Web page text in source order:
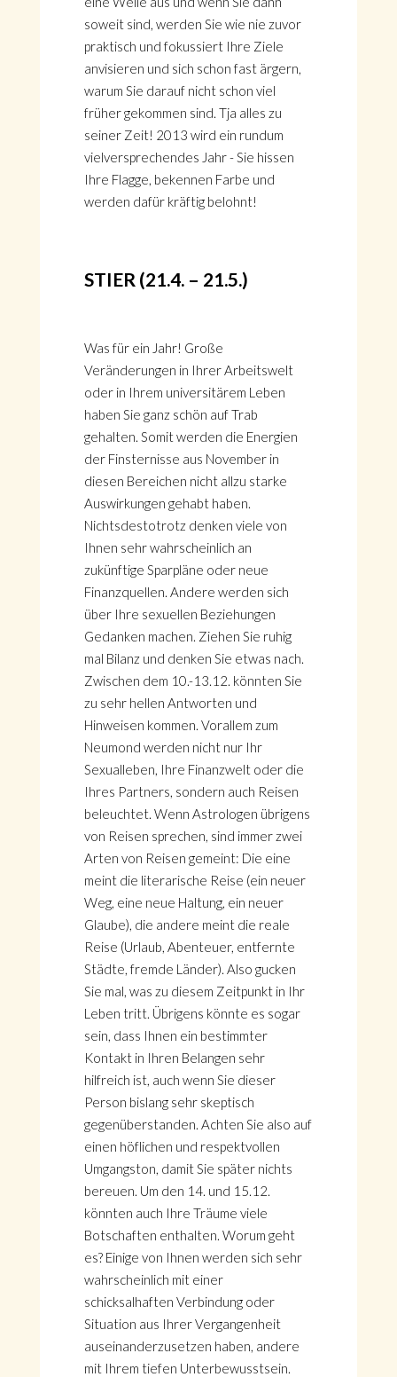
soweit sind, werden Sie wie nie zuvor
praktisch und fokussiert Ihre Ziele
anvisieren und sich schon fast ärgern,
warum Sie darauf nicht schon viel
früher gekommen sind. Tja alles zu
seiner Zeit! 2013 wird ein rundum
vielversprechendes Jahr - Sie hissen
Ihre Flagge, bekennen Farbe und
werden dafür kräftig belohnt!
STIER (21.4. – 21.5.)
Was für ein Jahr! Große
Veränderungen in Ihrer Arbeitswelt
oder in Ihrem universitärem Leben
haben Sie ganz schön auf Trab
gehalten. Somit werden die Energien
der Finsternisse aus November in
diesen Bereichen nicht allzu starke
Auswirkungen gehabt haben.
Nichtsdestotrotz denken viele von
Ihnen sehr wahrscheinlich an
zukünftige Sparpläne oder neue
Finanzquellen. Andere werden sich
über Ihre sexuellen Beziehungen
Gedanken machen. Ziehen Sie ruhig
mal Bilanz und denken Sie etwas nach.
Zwischen dem 10.-13.12. könnten Sie
zu sehr hellen Antworten und
Hinweisen kommen. Vorallem zum
Neumond werden nicht nur Ihr
Sexualleben, Ihre Finanzwelt oder die
Ihres Partners, sondern auch Reisen
beleuchtet. Wenn Astrologen übrigens
von Reisen sprechen, sind immer zwei
Arten von Reisen gemeint: Die eine
meint die literarische Reise (ein neuer
Weg, eine neue Haltung, ein neuer
Glaube), die andere meint die reale
Reise (Urlaub, Abenteuer, entfernte
Städte, fremde Länder). Also gucken
Sie mal, was zu diesem Zeitpunkt in Ihr
Leben tritt. Übrigens könnte es sogar
sein, dass Ihnen ein bestimmter
Kontakt in Ihren Belangen sehr
hilfreich ist, auch wenn Sie dieser
Person bislang sehr skeptisch
gegenüberstanden. Achten Sie also auf
einen höflichen und respektvollen
Umgangston, damit Sie später nichts
bereuen. Um den 14. und 15.12.
könnten auch Ihre Träume viele
Botschaften enthalten. Worum geht
es? Einige von Ihnen werden sich sehr
wahrscheinlich mit einer
schicksalhaften Verbindung oder
Situation aus Ihrer Vergangenheit
auseinanderzusetzen haben, andere
mit Ihrem tiefen Unterbewusstsein.